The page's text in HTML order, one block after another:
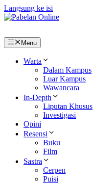
Langsung ke isi
Menu
Warta
Dalam Kampus
Luar Kampus
Wawancara
In-Depth
Liputan Khusus
Investigasi
Opini
Resensi
Buku
Film
Sastra
Cerpen
Puisi